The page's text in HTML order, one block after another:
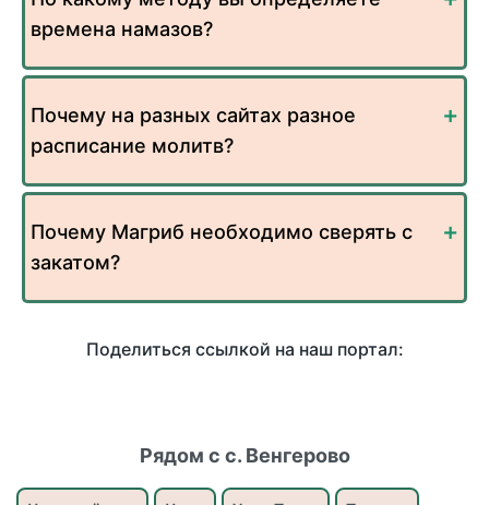
времена намазов?
Почему на разных сайтах разное
расписание молитв?
Почему Магриб необходимо сверять с
закатом?
Поделиться ссылкой на наш портал:
Рядом с с. Венгерово